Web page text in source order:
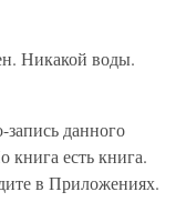
Никакой воды.
данного
книга есть книга.
в Приложениях.